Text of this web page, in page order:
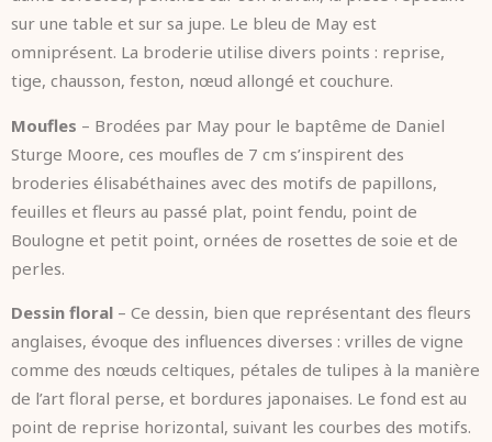
sur une table et sur sa jupe. Le bleu de May est
omniprésent. La broderie utilise divers points : reprise,
tige, chausson, feston, nœud allongé et couchure.
Moufles – Brodées par May pour le baptême de Daniel
Sturge Moore, ces moufles de 7 cm s’inspirent des
broderies élisabéthaines avec des motifs de papillons,
feuilles et fleurs au passé plat, point fendu, point de
Boulogne et petit point, ornées de rosettes de soie et de
perles.
Dessin floral – Ce dessin, bien que représentant des fleurs
anglaises, évoque des influences diverses : vrilles de vigne
comme des nœuds celtiques, pétales de tulipes à la manière
de l’art floral perse, et bordures japonaises. Le fond est au
point de reprise horizontal, suivant les courbes des motifs.